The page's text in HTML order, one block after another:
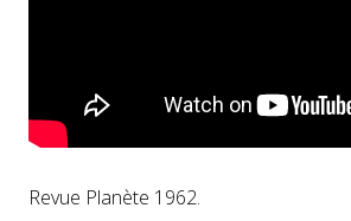
Revue Planète 1962.